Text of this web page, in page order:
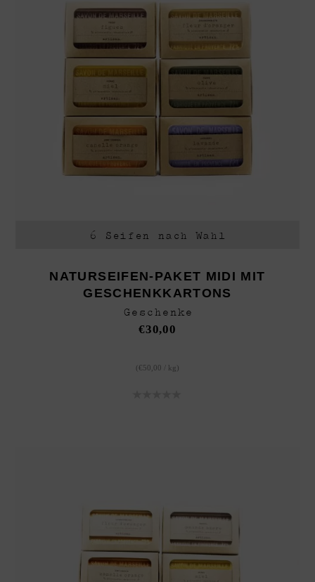
6 Seifen nach Wahl
NATURSEIFEN-PAKET MIDI MIT
GESCHENKKARTONS
Geschenke
€30,00
( €50,00 kg )